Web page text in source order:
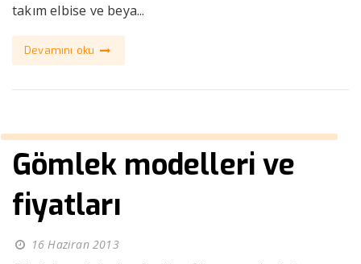
takım elbise ve beya...
Devamını oku
Gömlek modelleri ve
fiyatları
16 Haziran 2013